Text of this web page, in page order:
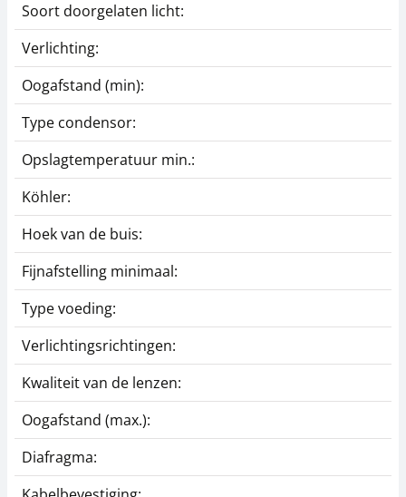
Soort doorgelaten licht:
Verlichting:
Oogafstand (min):
Type condensor:
Opslagtemperatuur min.:
Köhler:
Hoek van de buis:
Fijnafstelling minimaal:
Type voeding:
Verlichtingsrichtingen:
Kwaliteit van de lenzen:
Oogafstand (max.):
Diafragma: